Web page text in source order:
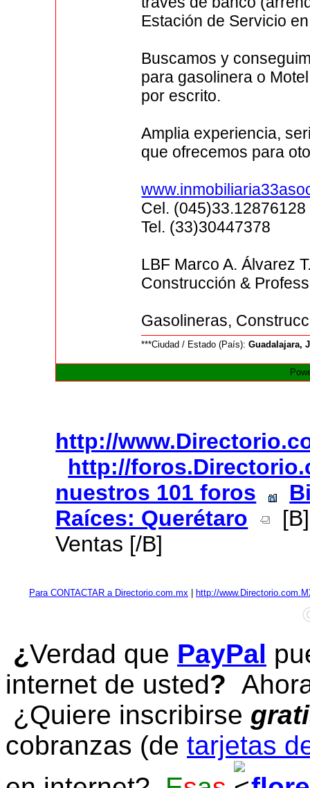
Estación de Servicio
Buscamos y
para gasolinera o
por escrito.
Amplia experiencia,
que ofrecemos para
Cel. (045)33.12876128
Tel. (33)30447378
LBF Marco A. Álvarez
Construcción &
Gasolineras,
***Ciudad / Estado (País):Guadalajara,
http://
http://
nuestros 101 foros
Raíces: Querétaro
Ventas [/B]
Para CONTACTAR a Directorio.com.mx http://
¿Verdad que PayPal
internet de usted?
¿Quiere inscribirse
cobranzas (de tarjetas